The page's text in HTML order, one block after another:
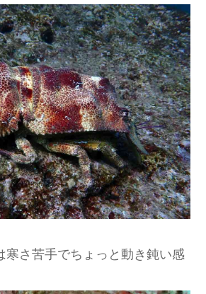
寒さ苦手でちょっと動き鈍い感